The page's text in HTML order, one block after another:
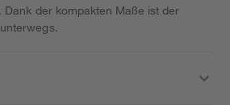
Dank der kompakten Maße ist der